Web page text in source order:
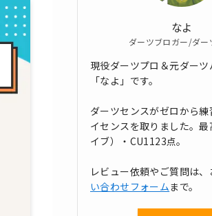
なよ
ダーツブロガー/ダー
現役ダーツプロ＆元ダーツ
「なよ」です。
ダーツセンスがゼロから練
イセンスを取りました。
イブ）・CU1123点。
レビュー依頼やご質問は、
い合わせフォームまで。